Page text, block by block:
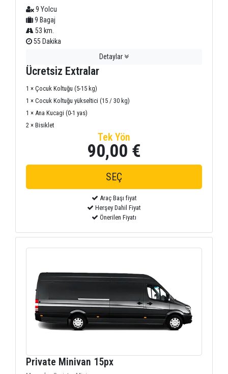
9 Yolcu
9 Bagaj
53 km.
55 Dakika
Detaylar
Ücretsiz Extralar
1 × Çocuk Koltuğu (5-15 kg)
1 × Cocuk Koltuğu yükseltici (15 / 30 kg)
1 × Ana Kucagi (0-1 yas)
2 × Bisiklet
Tek Yön
90,00 €
Araç Başı fiyat
Herşey Dahil Fiyat
Önerilen Fiyatı
Private Minivan 15px